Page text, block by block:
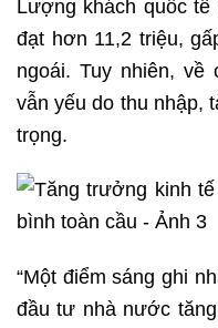
Lượng khách quốc
đạt hơn 11,2 triệu,
ngoái. Tuy nhiên,
vẫn yếu do thu nhập,
trọng.
“Một điểm sáng ghi
đầu tư nhà nước